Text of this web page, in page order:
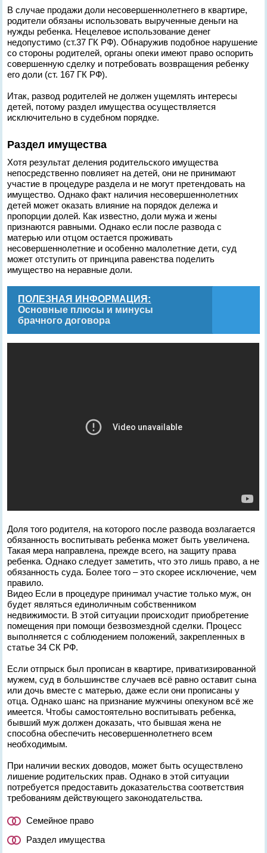
В случае продажи доли несовершеннолетнего в квартире,
родители обязаны использовать вырученные деньги на
нужды ребенка. Нецелевое использование денег
недопустимо (ст.37 ГК РФ). Обнаружив подобное нарушение
со стороны родителей, органы опеки имеют право оспорить
совершенную сделку и потребовать возвращения ребенку
его доли (ст. 167 ГК РФ).
Итак, развод родителей не должен ущемлять интересы
детей, потому раздел имущества осуществляется
исключительно в судебном порядке.
Раздел имущества
Хотя результат деления родительского имущества
непосредственно повлияет на детей, они не принимают
участие в процедуре раздела и не могут претендовать на
имущество. Однако факт наличия несовершеннолетних
детей может оказать влияние на порядок дележа и
пропорции долей. Как известно, доли мужа и жены
признаются равными. Однако если после развода с
матерью или отцом остается проживать
несовершеннолетние и особенно малолетние дети, суд
может отступить от принципа равенства поделить
имущество на неравные доли.
ПОЛЕЗНАЯ ИНФОРМАЦИЯ:
Основные плюсы и минусы
брачного договора
Доля того родителя, на которого после развода возлагается
обязанность воспитывать ребенка может быть увеличена.
Такая мера направлена, прежде всего, на защиту права
ребенка. Однако следует заметить, что это лишь право, а не
обязанность суда. Более того – это скорее исключение, чем
правило.
Видео Если в процедуре принимал участие только муж, он
будет являться единоличным собственником
недвижимости. В этой ситуации происходит приобретение
помещения при помощи безвозмездной сделки. Процесс
выполняется с соблюдением положений, закрепленных в
статье 34 СК РФ.
Если отпрыск был прописан в квартире, приватизированной
мужем, суд в большинстве случаев всё равно оставит сына
или дочь вместе с матерью, даже если они прописаны у
отца. Однако шанс на признание мужчины опекуном всё же
имеется. Чтобы самостоятельно воспитывать ребенка,
бывший муж должен доказать, что бывшая жена не
способна обеспечить несовершеннолетнего всем
необходимым.
При наличии веских доводов, может быть осуществлено
лишение родительских прав. Однако в этой ситуации
потребуется предоставить доказательства соответствия
требованиям действующего законодательства.
Семейное право
Раздел имущества